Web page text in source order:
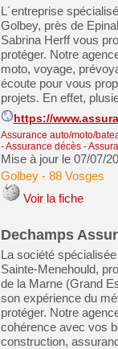
L´entreprise
Golbey, près de
Sabrina Herff vous
protéger. Notre
moto, voyage,
écoute pour vous
projets. En effet,
https://
Assurance auto/moto/
- Assurance décès-
Mise à jour le 07/07/
Golbey- 88 Vosges
Voir la fiche
Dechamps
La société
Sainte-Menehould,
de la Marne (Grand
son expérience du
protéger. Notre
cohérence avec vos
construction,